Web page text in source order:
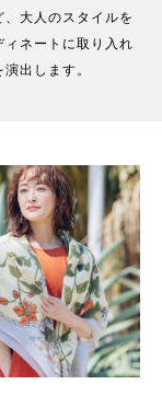
大人のスタイルを
ネートに取り入れ
出します。